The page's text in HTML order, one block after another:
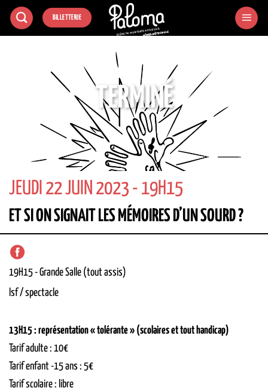
Passer
BILLETTERIE
TERMINÉ
JEUDI 22 JUIN 2023 - 19H15
ET SI ON SIGNAIT LES MÉMOIRES D’UN SOURD ?
19H15-Grande Salle (tout assis)
lsf / spectacle
13H15 : représentation « tolérante » (scolaires et tout handicap)
Tarif adulte : 10€
Tarif enfant -15 ans : 5€
Tarif scolaire : libre